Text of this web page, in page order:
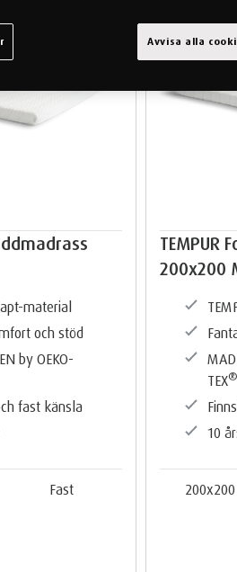
material
och stöd
by OEKO-
fast känsla
Fast
TEMPUR
200x200
TEX®
10
Avvisa alla